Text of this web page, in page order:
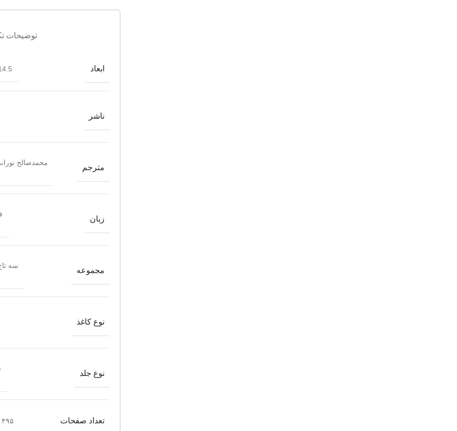
توضیحات
ابعاد
ناشر
مترجم
محمدصالح
زبان
مجموعه
سه
نوع کاغذ
نوع جلد
تعداد صفحات ۴۹۵ صفحه